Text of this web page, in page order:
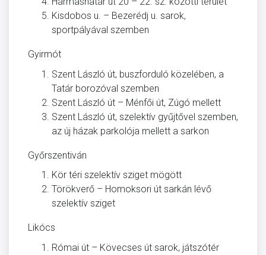
Kisdobos u. – Bezerédj u. sarok,
sportpályával szemben
Gyirmót
Szent László út, buszforduló közelében, a
Tatár borozóval szemben
Szent László út – Ménfői út, Zúgó mellett
Szent László út, szelektív gyűjtővel szemben,
az új házak parkolója mellett a sarkon
Győrszentiván
Kör téri szelektív sziget mögött
Törökverő – Homoksori út sarkán lévő
szelektív sziget
Likócs
Római út – Kövecses út sarok, játszótér